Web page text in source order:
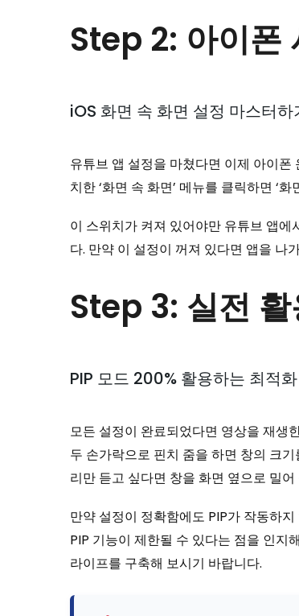
Step 2: 아이폰
iOS 화면 속 화면 설정 마스터하
유튜브 앱 설정을 마쳤다면 이제 아이폰
치한 ‘화면 속 화면’ 메뉴를 클릭하면 ‘
이 스위치가 켜져 있어야만 유튜브 앱
다. 만약 이 설정이 꺼져 있다면 앱을 나
Step 3: 실전
PIP 모드 200% 활용하는 최적
모든 설정이 완료되었다면 영상을 재생
두 손가락으로 핀치 줌을 하면 창의 크
리만 듣고 싶다면 창을 화면 옆으로 밀
만약 설정이 정확함에도 PIP가 작동하
PIP 기능이 제한될 수 있다는 점을 인지
라이프를 구축해 보시기 바랍니다.